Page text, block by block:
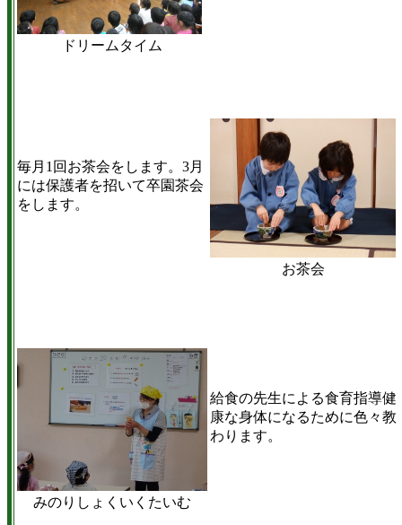
ドリームタイム
毎月1回お茶会をします。3月
には保護者を招いて卒園茶会
をします。
お茶会
給食の先生による食育指導健
康な身体になるために色々教
わります。
みのりしょくいくたいむ